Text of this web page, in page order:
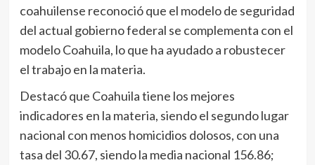
coahuilense reconoció que el modelo de seguridad
del actual gobierno federal se complementa con el
modelo Coahuila, lo que ha ayudado a robustecer
el trabajo en la materia.
Destacó que Coahuila tiene los mejores
indicadores en la materia, siendo el segundo lugar
nacional con menos homicidios dolosos, con una
tasa del 30.67, siendo la media nacional 156.86;